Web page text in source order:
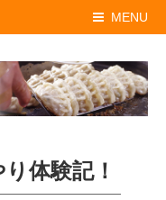
MENU
体験記！